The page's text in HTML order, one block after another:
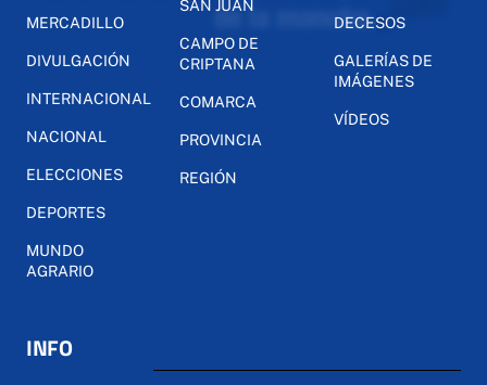
MERCADILLO
DIVULGACIÓN
INTERNACIONAL
NACIONAL
ELECCIONES
DEPORTES
MUNDO
AGRARIO
SAN JUAN
CAMPO DE
CRIPTANA
COMARCA
PROVINCIA
REGIÓN
DECESOS
GALERÍAS DE
IMÁGENES
VÍDEOS
INFO